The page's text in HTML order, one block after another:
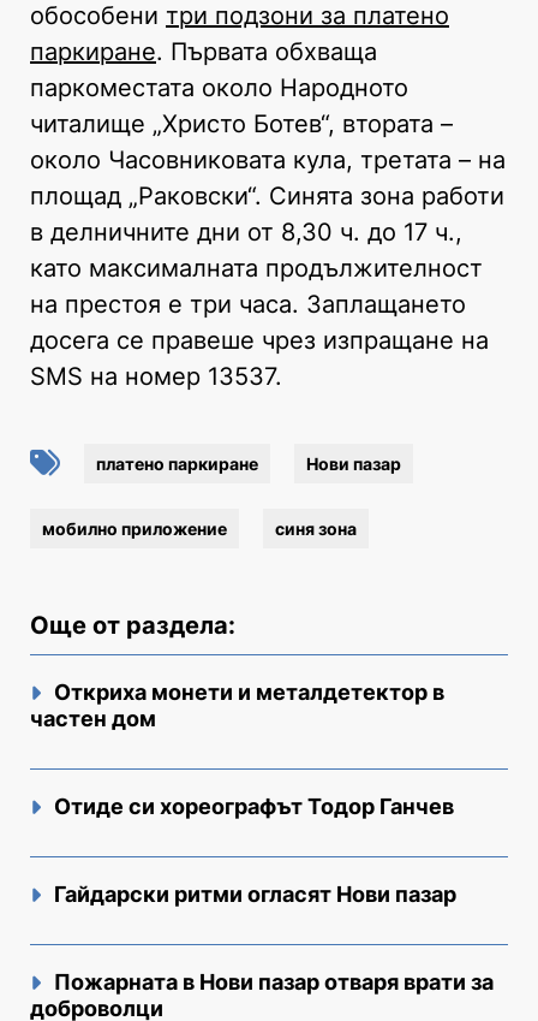
обособени три подзони за платено
паркиране. Първата обхваща
паркоместата около Народното
читалище „Христо Ботев“, втората –
около Часовниковата кула, третата – на
площад „Раковски“. Синята зона работи
в делничните дни от 8,30 ч. до 17 ч.,
като максималната продължителност
на престоя е три часа. Заплащането
досега се правеше чрез изпращане на
SMS на номер 13537.
платено паркиране Нови пазар
мобилно приложение синя зона
Още от раздела:
Откриха монети и металдетектор в
частен дом
Отиде си хореографът Тодор Ганчев
Гайдарски ритми огласят Нови пазар
Пожарната в Нови пазар отваря врати за
доброволци